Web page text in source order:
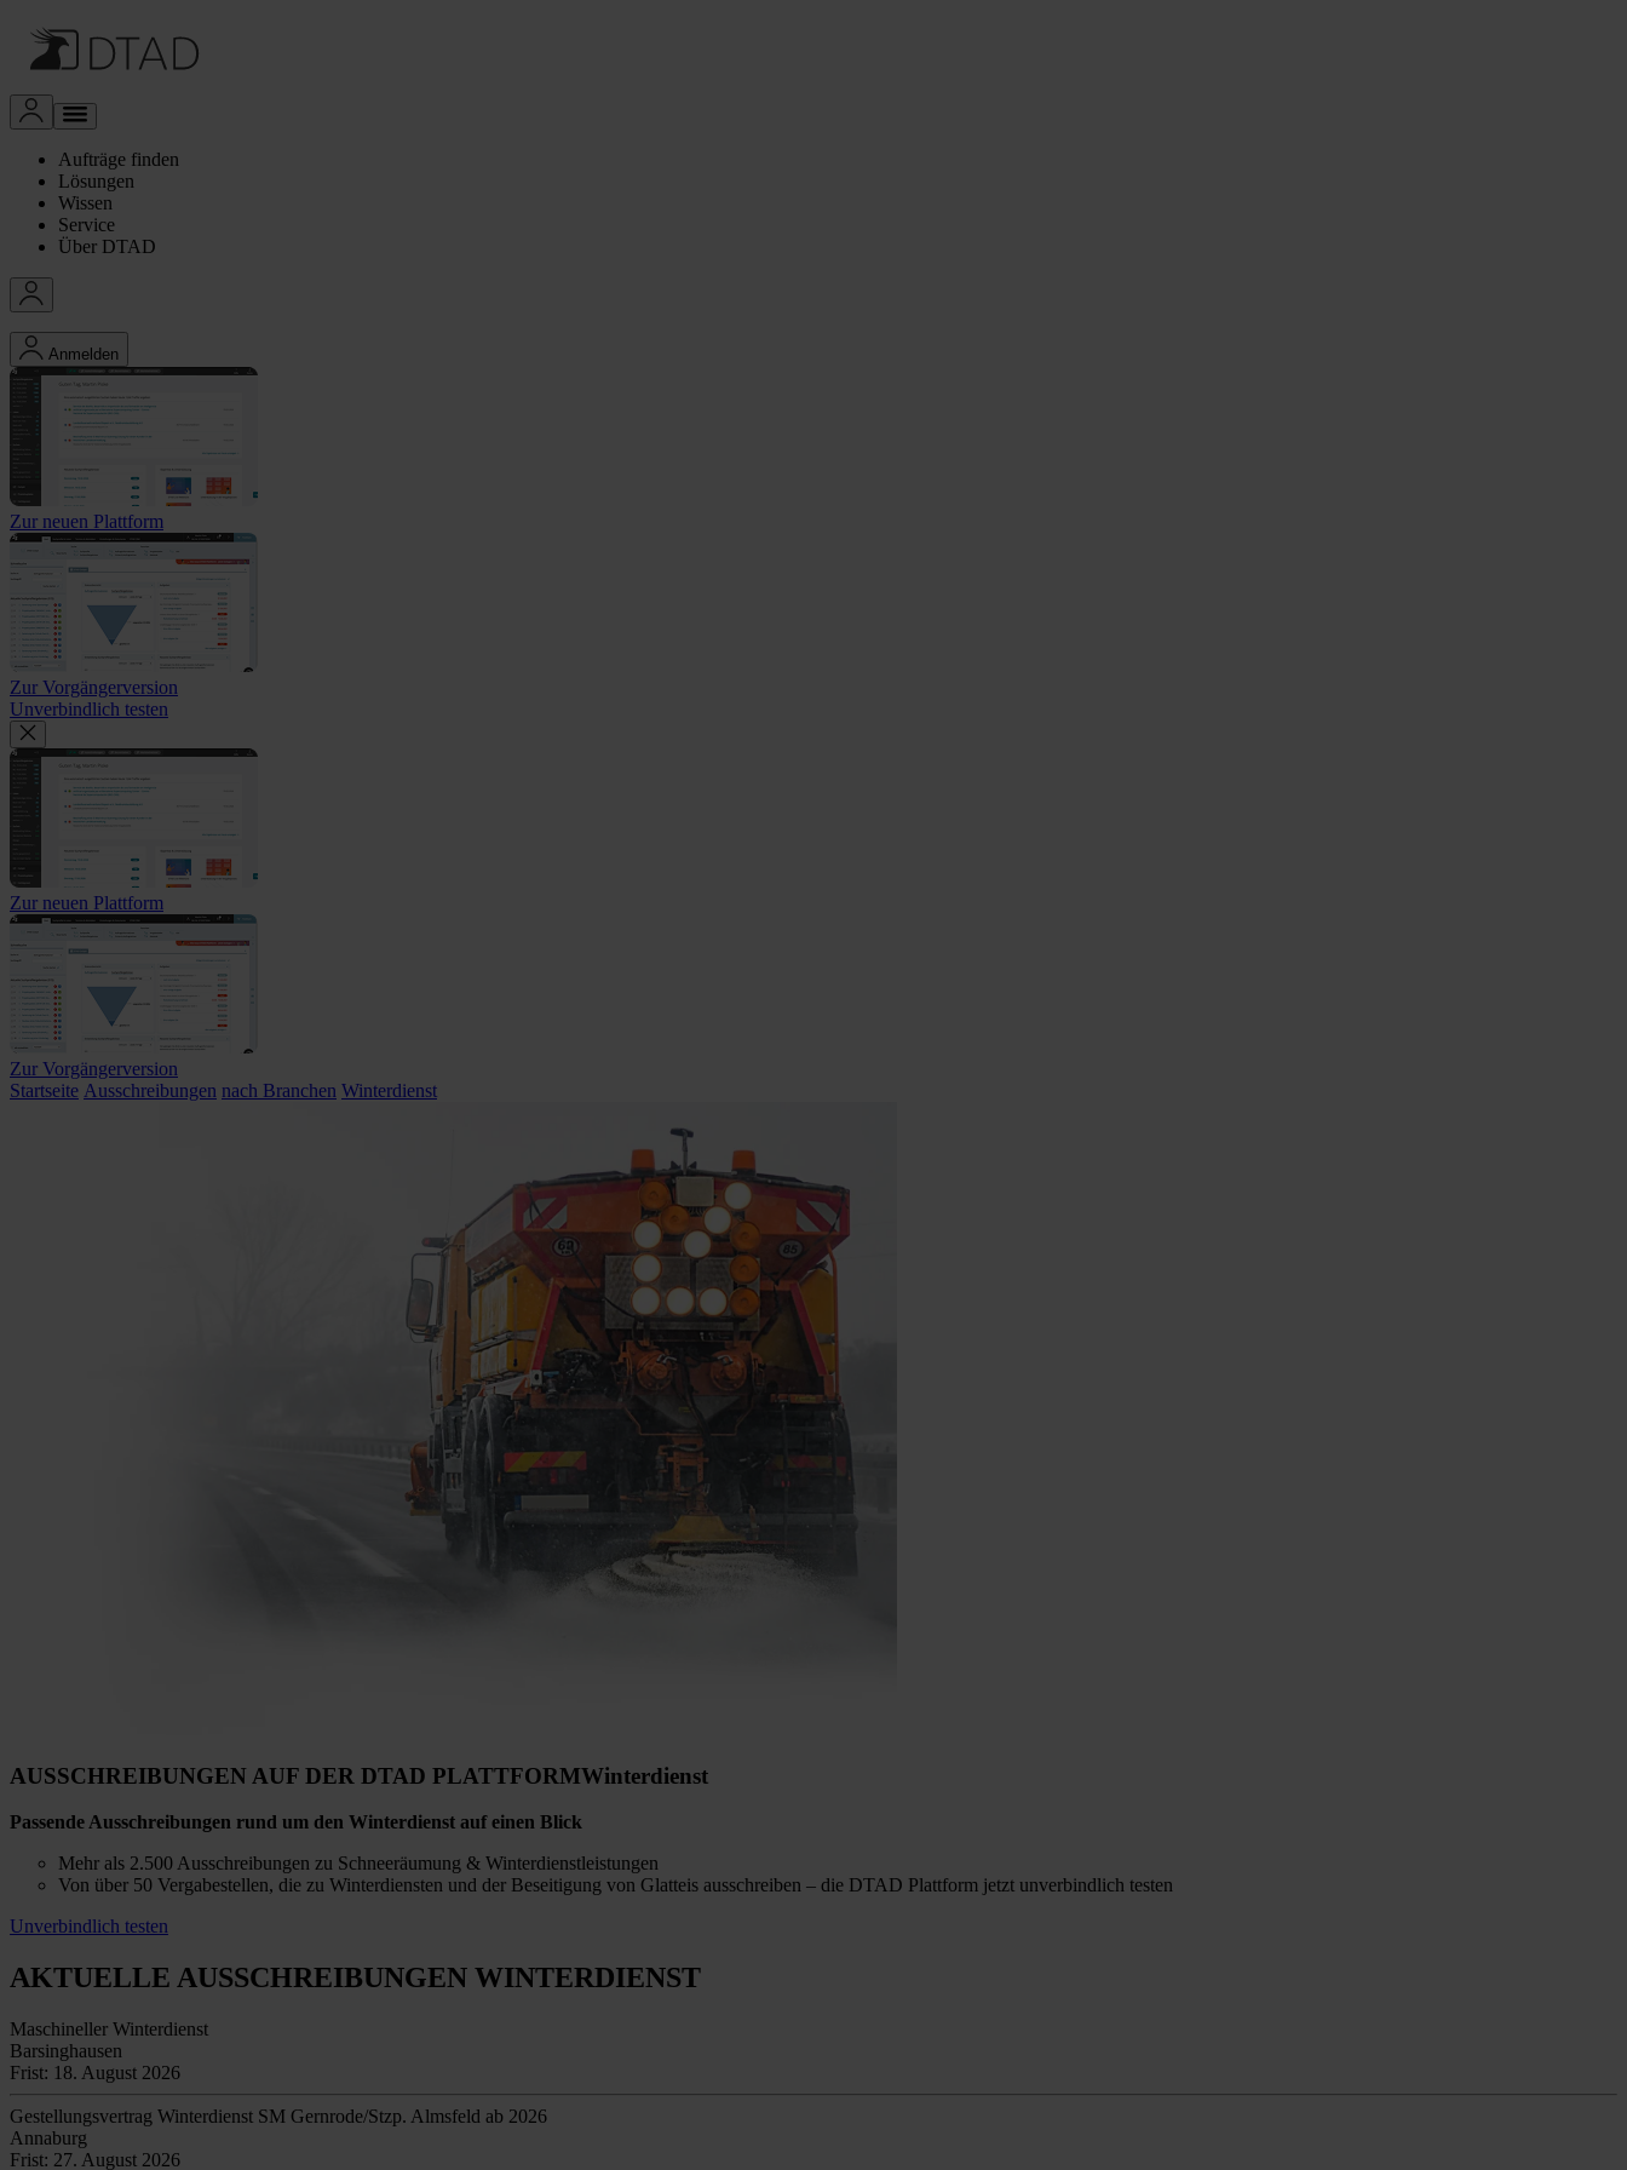
Aufträge finden
Lösungen
Wissen
Service
Über DTAD
Anmelden
Zur neuen Plattform
Zur Vorgängerversion
Unverbindlich testen
Zur neuen Plattform
Zur Vorgängerversion
Startseite Ausschreibungen nach Branchen Winterdienst
AUSSCHREIBUNGEN AUF DER DTAD PLATTFORMWinterdienst
Passende Ausschreibungen rund um den Winterdienst auf einen Blick
Mehr als 2.500 Ausschreibungen zu Schneeräumung & Winterdienstleistungen
Von über 50 Vergabestellen, die zu Winterdiensten und der Beseitigung von Glatteis ausschreiben – die DTAD Plattform jetzt unverbindlich testen
Unverbindlich testen
AKTUELLE AUSSCHREIBUNGEN WINTERDIENST
Maschineller Winterdienst
Barsinghausen
Frist: 18. August 2026
Gestellungsvertrag Winterdienst SM Gernrode/Stzp. Almsfeld ab 2026
Annaburg
Frist: 27. August 2026